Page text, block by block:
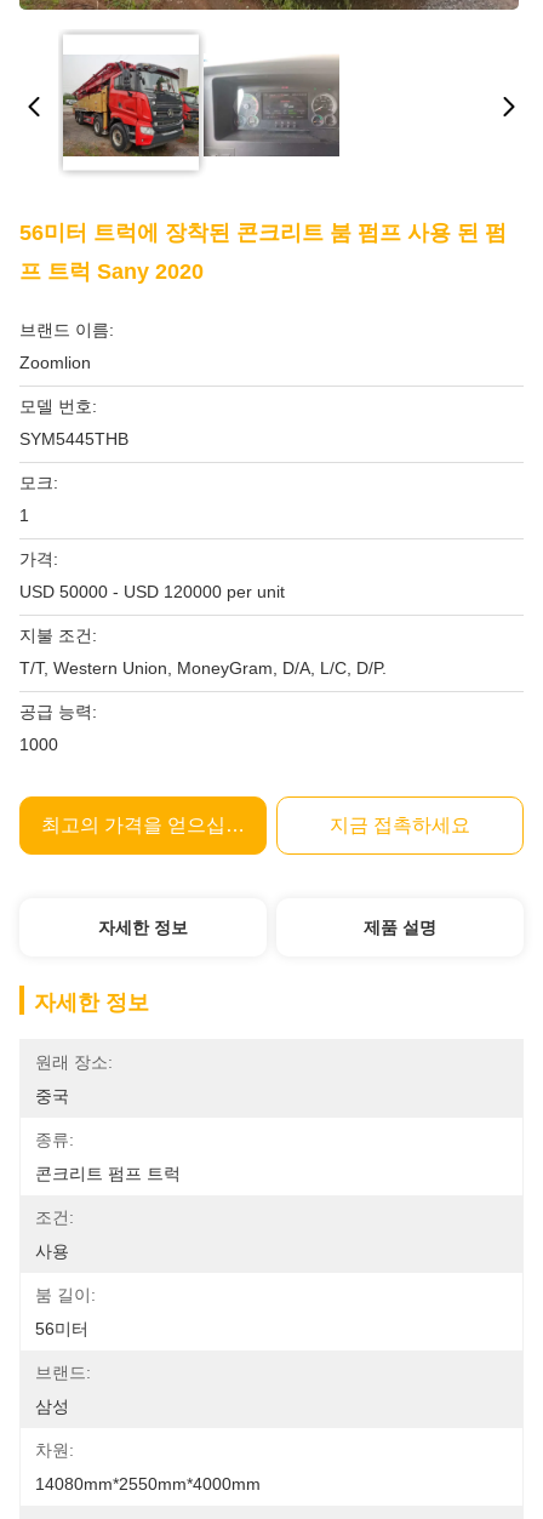
56미터 트럭에 장착된 콘크리트 붐 펌프 사용 된 펌
프 트럭 Sany 2020
브랜드 이름:
Zoomlion
모델 번호:
SYM5445THB
모크:
1
가격:
USD 50000 - USD 120000 per unit
지불 조건:
T/T, Western Union, MoneyGram, D/A, L/C, D/P.
공급 능력:
1000
최고의 가격을 얻으십시오 지금 접촉하세요
자세한 정보 제품 설명
자세한 정보
원래 장소:
중국
종류:
콘크리트 펌프 트럭
조건:
사용
붐 길이:
56미터
브랜드:
삼성
차원:
14080mm*2550mm*4000mm